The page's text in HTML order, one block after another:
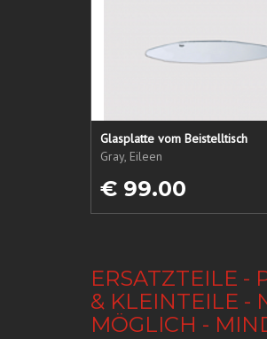
Glasplatte vom Beistelltisch
Gray, Eileen
€ 99.00
ERSATZTEILE -
& KLEINTEILE -
MÖGLICH -